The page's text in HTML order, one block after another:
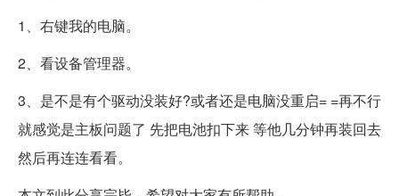
1、右键我的电脑。
2、看设备管理器。
3、是不是有个驱动没装好?或者还是电脑没重启= =再不行
就感觉是主板问题了 先把电池扣下来 等他几分钟再装回去
然后再连连看看。